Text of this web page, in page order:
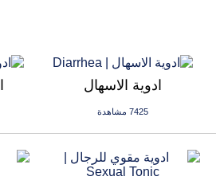
ادوية الاسهال
7425 مشاهدة